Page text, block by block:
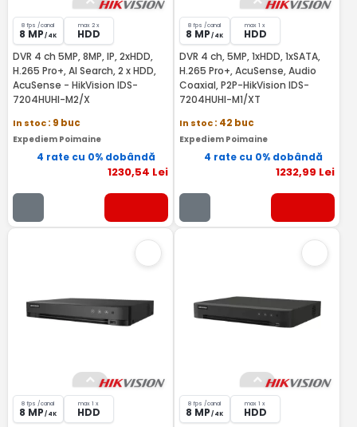
8 fps /canal
8 MP / 4K
max 2 x
HDD
DVR 4 ch 5MP, 8MP, IP, 2xHDD,
H.265 Pro+, AI Search, 2 x HDD,
AcuSense - HikVision IDS-
7204HUHI-M2/X
In stoc: 9 buc
Expediem Poimaine
4 rate cu 0% dobândă
1230,54 Lei
8 fps /canal
8 MP / 4K
max 1 x
HDD
DVR 4 ch, 5MP, 1xHDD, 1xSATA,
H.265 Pro+, AcuSense, Audio
Coaxial, P2P-HikVision IDS-
7204HUHI-M1/XT
In stoc: 42 buc
Expediem Poimaine
4 rate cu 0% dobândă
1232,99 Lei
8 fps /canal
8 MP / 4K
max 1 x
HDD
8 fps /canal
8 MP / 4K
max 1 x
HDD